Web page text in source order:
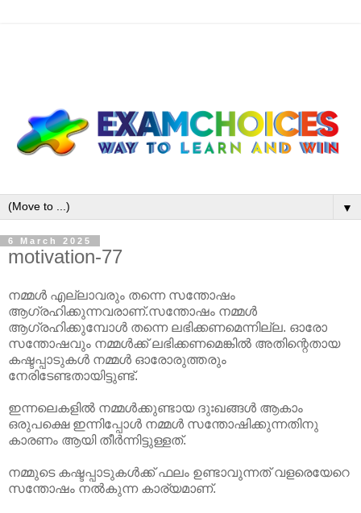
▼
6 March 2025
motivation-77
നമ്മൾ എല്ലാവരും തന്നെ സന്തോഷം
ആഗ്രഹിക്കുന്നവരാണ്.സന്തോഷം നമ്മൾ
ആഗ്രഹിക്കുമ്പോൾ തന്നെ ലഭിക്കണമെന്നില്ല. ഓരോ
സന്തോഷവും നമ്മൾക്ക് ലഭിക്കണമെങ്കിൽ അതിന്റെതായ
കഷ്ടപ്പാടുകൾ നമ്മൾ ഓരോരുത്തരും
നേരിടേണ്ടതായിട്ടുണ്ട്.
ഇന്നലെകളിൽ നമ്മൾക്കുണ്ടായ ദുഃഖങ്ങൾ ആകാം
ഒരുപക്ഷെ ഇന്നിപ്പോൾ നമ്മൾ സന്തോഷിക്കുന്നതിനു
കാരണം ആയി തീർന്നിട്ടുള്ളത്.
നമ്മുടെ കഷ്ടപ്പാടുകൾക്ക് ഫലം ഉണ്ടാവുന്നത് വളരെയേറെ
സന്തോഷം നൽകുന്ന കാര്യമാണ്.